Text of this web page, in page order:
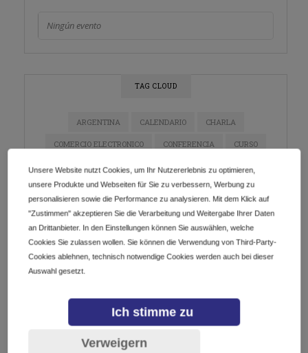
Ningún evento
TAG CLOUD
ARGENTINA CALENDARIO CHARLA
COMERCIO ELECTRONICO CONFERENCIA CURSO
DIGITALIZACIÓN DOMINIOS E-COMMERCE
ECOMMERCE EMPRENDEDORES EMPRENDIMIENTO
ESTRATEGIA DE MARKETING EVENTO
EVENTO EN LÍNEA EVENTOS GETDOTLTDA
GETDOTSRL ICANN INDUSTRIA DE DOMINIOS
INNOVACIÓN
MARKETING MARKETING DE CONTENIDO
MARKETING DIGITAL MÉXICO
NETWORKING PYMES
Unsere Website nutzt Cookies, um Ihr Nutzererlebnis zu optimieren,
unsere Produkte und Webseiten für Sie zu verbessern, Werbung zu
personalisieren sowie die Performance zu analysieren. Mit dem Klick auf
"Zustimmen" akzeptieren Sie die Verarbeitung und Weitergabe Ihrer Daten
an Drittanbieter. In den Einstellungen können Sie auswählen, welche
Cookies Sie zulassen wollen. Sie können die Verwendung von Third-Party-
Cookies ablehnen, technisch notwendige Cookies werden auch bei dieser
Auswahl gesetzt.
Ich stimme zu
Verweigern